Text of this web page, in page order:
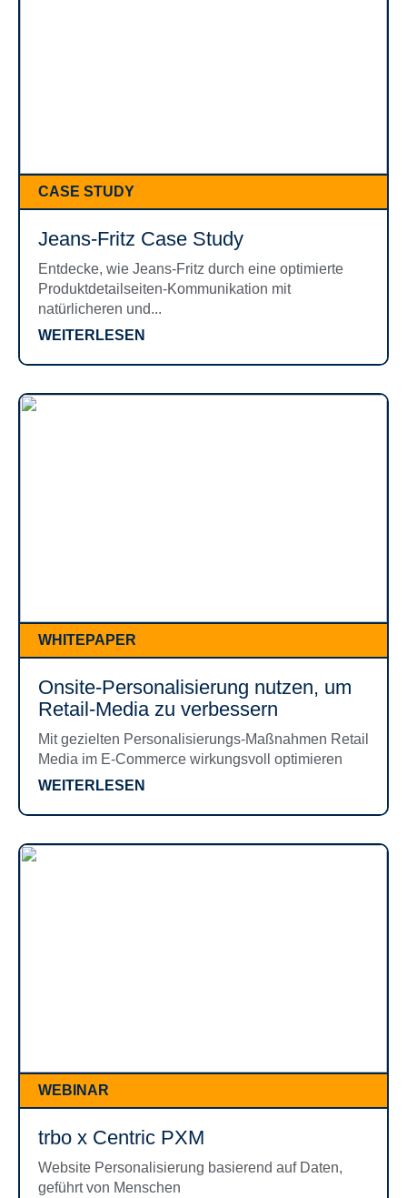
CASE STUDY
Jeans-Fritz Case Study
Entdecke, wie Jeans-Fritz durch eine optimierte
Produktdetailseiten-Kommunikation mit
natürlicheren und...
WEITERLESEN
WHITEPAPER
Onsite-Personalisierung nutzen, um
Retail-Media zu verbessern
Mit gezielten Personalisierungs-Maßnahmen Retail
Media im E-Commerce wirkungsvoll optimieren
WEITERLESEN
WEBINAR
trbo x Centric PXM
Website Personalisierung basierend auf Daten,
geführt von Menschen